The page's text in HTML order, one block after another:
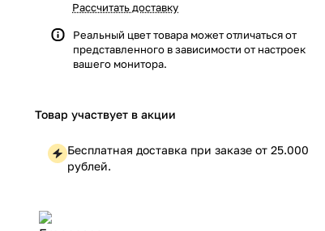
Рассчитать доставку
Реальный цвет товара может отличаться от
представленного в зависимости от настроек
вашего монитора.
Товар участвует в акции
Бесплатная доставка при заказе от 25.000
рублей.